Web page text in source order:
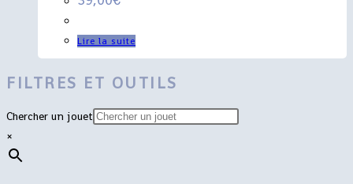
Lire la suite
FILTRES ET OUTILS
Chercher un jouet
×